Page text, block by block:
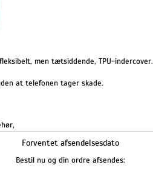
men tætsiddende, TPU-indercover.
at telefonen tager skade.
,
Forventet afsendelsesdato
Bestil nu og din ordre afsendes: